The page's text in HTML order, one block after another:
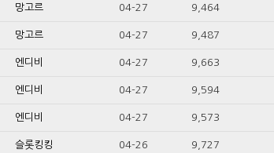
망고르 04-27 9,464
망고르 04-27 9,487
엔디비 04-27 9,663
엔디비 04-27 9,594
엔디비 04-27 9,573
슬롯킹킹 04-26 9,727